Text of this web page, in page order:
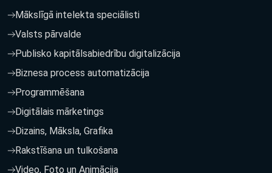
Mākslīgā intelekta speciālisti
Valsts pārvalde
Publisko kapitālsabiedrību digitalizācija
Biznesa process automatizācija
Programmēšana
Digitālais mārketings
Dizains, Māksla, Grafika
Rakstīšana un tulkošana
Video, Foto un Animācija